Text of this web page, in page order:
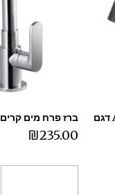
ברז פרח מים קרים שחור מט AQUILA דגם
ברז פרח מים קרים 309306 ‏חמת
₪235.00